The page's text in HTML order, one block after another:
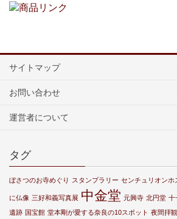
サイトマップ
お問い合わせ
運営者について
タグ
ぼさつのお寺めぐり スタンプラリー センチュリオンホ
に仏像 三好和義写真展 中金堂 元興寺 北円堂 十
遺跡 国宝館 堂本剛が愛する奈良の10スポット 夜間拝観